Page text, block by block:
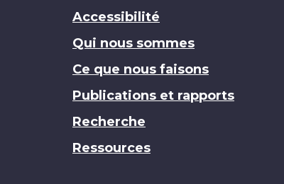
Accessibilité
Qui nous sommes
Ce que nous faisons
Publications et rapports
Recherche
Ressources